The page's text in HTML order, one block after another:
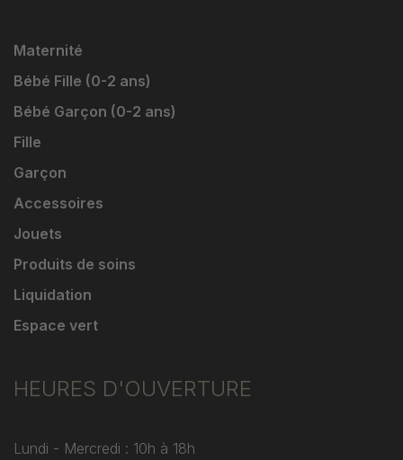
Maternité
Bébé Fille (0-2 ans)
Bébé Garçon (0-2 ans)
Fille
Garçon
Accessoires
Jouets
Produits de soins
Liquidation
Espace vert
HEURES D'OUVERTURE
Lundi - Mercredi : 10h à 18h